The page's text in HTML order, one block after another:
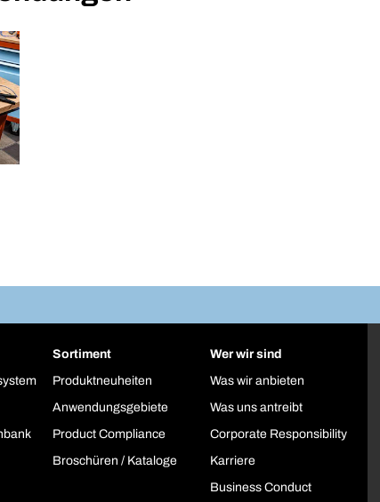
Sortiment
Produktneuheiten
Anwendungsgebiete
Product Compliance
Broschüren / Kataloge
Wer wir sind
Was wir anbieten
Was uns antreibt
Corporate Responsibility
Karriere
Business Conduct